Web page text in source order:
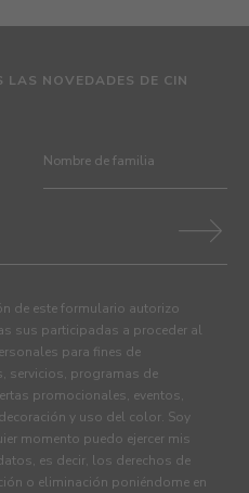
LAS NOVEDADES DE CIN
de este formulario autorizo
sus participadas a proceder al
para fines de
servicios, programas de
promocionales, eventos,
y uso del color. Soy
momento puedo ejercer mis
es decir, los derechos de
o eliminación poniéndome en